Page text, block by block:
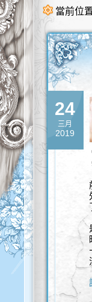
當前位
24
三月
2019